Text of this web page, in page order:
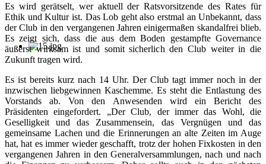
Es wird gerätselt, wer aktuell der Ratsvorsitzende des Rates für
Ethik und Kultur ist. Das Lob geht also erstmal an Unbekannt, dass
der Club in den vergangenen Jahren einigermaßen skandalfrei blieb.
Es zeigt sich, dass die aus dem Boden gestampfte Governance
äußerst wirksam ist und somit sicherlich den Club weiter in die
Zukunft tragen wird.
Es ist bereits kurz nach 14 Uhr. Der Club tagt immer noch in der
inzwischen liebgewinnen Kaschemme. Es steht die Entlastung des
Vorstands ab. Von den Anwesenden wird ein Bericht des
Präsidenten eingefordert. „Der Club, der immer das Wohl, die
Geselligkeit und das Zusammensein, das Vergnügen und das
gemeinsame Lachen und die Erinnerungen an alte Zeiten im Auge
hat, hat es immer wieder geschafft, trotz der hohen Fixkosten in den
vergangenen Jahren in den Generalversammlungen, nach und nach